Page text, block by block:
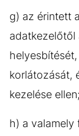
g) az érintett
adatkezelőtől
korlátozását,
kezelése ellen;
h) a